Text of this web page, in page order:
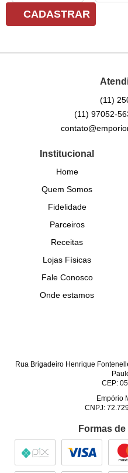
CADASTRAR
(11)
(11) 97052-
Institucional
Home
Quem Somos
Fidelidade
Parceiros
Receitas
Lojas Físicas
Fale Conosco
Onde estamos
Rua Brigadeiro Henrique
CEP:
Empório
CNPJ:
Formas